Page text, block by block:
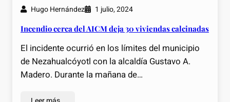
Hugo Hernández 1 julio, 2024
Incendio cerca del AICM deja 30 viviendas calcinadas
El incidente ocurrió en los límites del municipio
de Nezahualcóyotl con la alcaldía Gustavo A.
Madero. Durante la mañana de…